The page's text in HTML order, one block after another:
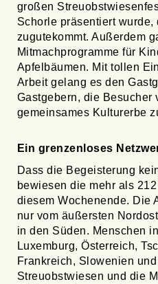
großen
Schorle präsentiert wurde,
zugutekommt. Außerdem
Mitmachprogramme für
Apfelbäumen. Mit tollen
Arbeit gelang es den
Gastgebern, die Besucher
gemeinsames Kulturerbe
Ein grenzenloses
Dass die Begeisterung
bewiesen die mehr als
diesem Wochenende. Die
nur vom äußersten
in den Süden. Menschen
Luxemburg, Österreich,
Frankreich, Slowenien
Streuobstwiesen und die